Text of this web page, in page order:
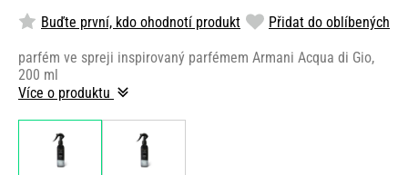
Buďte první, kdo ohodnotí produkt Přidat do oblíbených
parfém ve spreji inspirovaný parfémem Armani Acqua di Gio,
200 ml
Více o produktu